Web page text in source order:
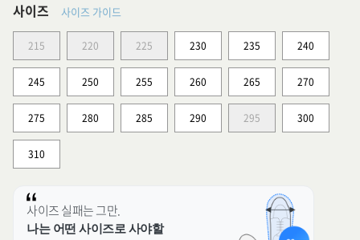
사이즈 사이즈 가이드
215 220 225 230 235 240
245 250 255 260 265 270
275 280 285 290 295 300
310
사이즈 실패는 그만.
나는 어떤 사이즈로 사야할